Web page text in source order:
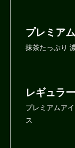
プレミア
抹茶たっぷり
レギュラ
プレミアムア
ス